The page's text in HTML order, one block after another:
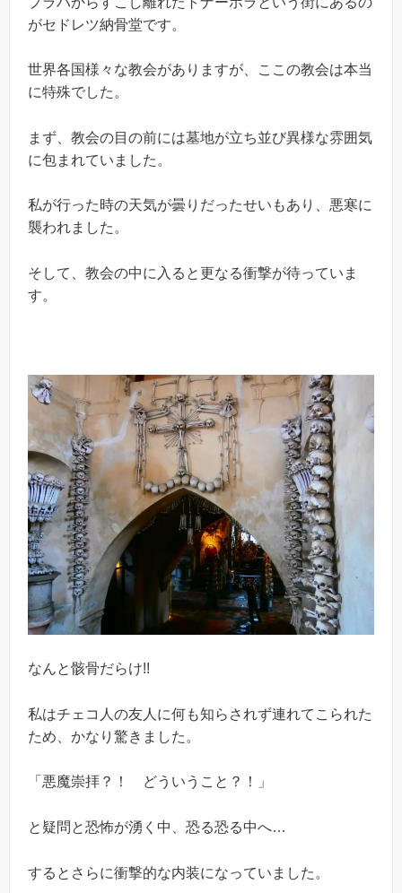
がセドレツ納骨堂です。
世界各国様々な教会がありますが、ここの教会は本当
に特殊でした。
まず、教会の目の前には墓地が立ち並び異様な雰囲気
に包まれていました。
私が行った時の天気が曇りだったせいもあり、悪寒に
襲われました。
そして、教会の中に入ると更なる衝撃が待っていま
す。
なんと骸骨だらけ!!
私はチェコ人の友人に何も知らされず連れてこられた
ため、かなり驚きました。
「悪魔崇拝？！ どういうこと？！」
と疑問と恐怖が湧く中、恐る恐る中へ…
するとさらに衝撃的な内装になっていました。